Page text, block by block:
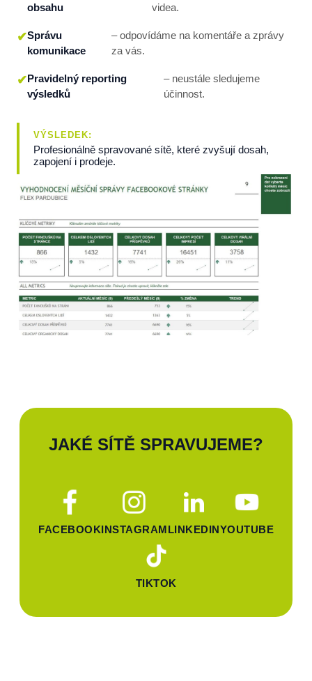
obsahu
videa.
Správu
komunikace
– odpovídáme na komentáře a zprávy
za vás.
Pravidelný reporting
výsledků
– neustále sledujeme
účinnost.
VÝSLEDEK:
Profesionálně spravované sítě, které zvyšují dosah,
zapojení i prodeje.
JAKÉ SÍTĚ SPRAVUJEME?
FACEBOOKINSTAGRAMLINKEDINYOUTUBE
TIKTOK